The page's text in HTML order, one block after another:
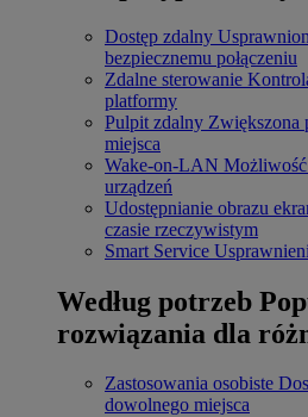
Dostęp zdalny
bezpiecznemu połączeniu
Zdalne sterowanie
platformy
Pulpit zdalny Zwiększona
miejsca
Wake-on-LAN
urządzeń
Udostępnianie obrazu
czasie rzeczywistym
Smart Service
Według potrzeb
rozwiązania dla
Zastosowania osobiste
dowolnego miejsca